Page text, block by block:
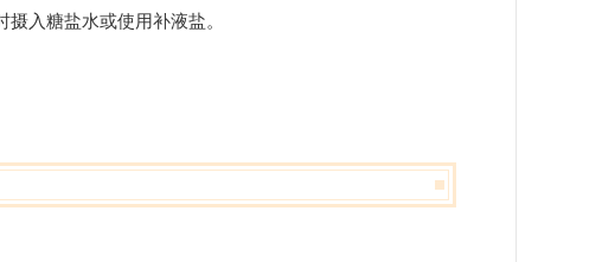
入糖盐水或使用补液盐。